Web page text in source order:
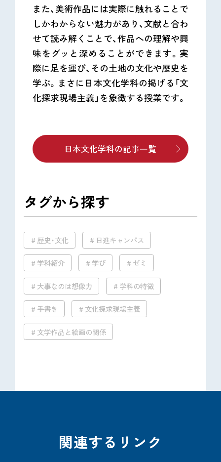
また、美術作品には実際に触れることで
しかわからない魅力があり、文献と合わ
せて読み解くことで、作品への理解や興
味をグッと深めることができます。実
際に足を運び、その土地の文化や歴史を
学ぶ。まさに日本文化学科の掲げる「文
化探求現場主義」を象徴する授業です。
日本文化学科の記事一覧
タグから探す
歴史・文化 日進キャンパス
学科紹介 学び ゼミ
大事なのは想像力 学科の特徴
手書き 文化探求現場主義
文学作品と絵画の関係
関連するリンク